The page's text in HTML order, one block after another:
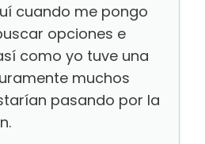
cuando me pongo
opciones e
como yo tuve una
muchos
pasando por la